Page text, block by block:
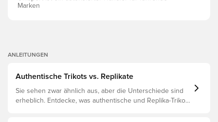
Marken
ANLEITUNGEN
Authentische Trikots vs. Replikate
Sie sehen zwar ähnlich aus, aber die Unterschiede sind
erheblich. Entdecke, was authentische und Replika-Trikots